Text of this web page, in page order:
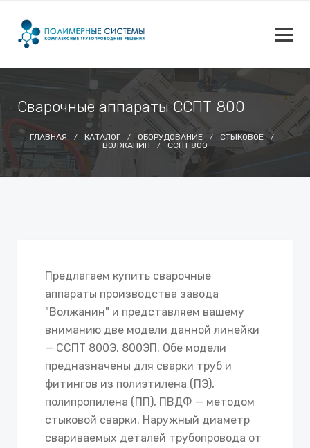
Сварочные аппараты ССПТ 800
ГЛАВНАЯ КАТАЛОГ ОБОРУДОВАНИЕ
СТЫКОВОЕ
ВОЛЖАНИН
ССПТ 800
Предлагаем купить сварочные
аппараты производства завода
"Волжанин" и представляем вашему
вниманию две модели данной линейки
— ССПТ 800Э, 800ЭП. Обе модели
предназначены для сварки труб и
фитингов из полиэтилена (ПЭ),
полипропилена (ПП), ПВДФ — методом
стыковой сварки. Наружный диаметр
свариваемых деталей трубопровода от